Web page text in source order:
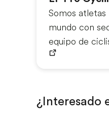
Somos atletas
mundo con
equipo de
¿Interesado